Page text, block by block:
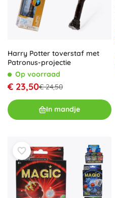
Harry Potter toverstaf met
Patronus-projectie
Op voorraad
€ 23,50€ 24,50
In mandje